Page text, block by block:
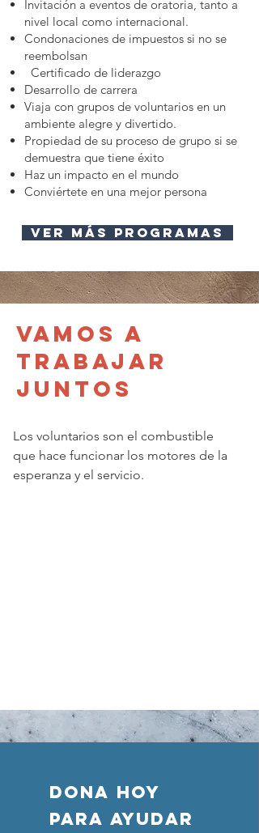
Invitación a eventos de oratoria, tanto a
nivel local como internacional.
Condonaciones de impuestos si no se
reembolsan
Certificado de liderazgo
Desarrollo de carrera
Viaja con grupos de voluntarios en un
ambiente alegre y divertido.
Propiedad de su proceso de grupo si se
demuestra que tiene éxito
Haz un impacto en el mundo
Conviértete en una mejor persona
ver más programas
Vamos a
trabajar
juntos
Los voluntarios son el combustible
que hace funcionar los motores de la
esperanza y el servicio.
DONA HOY
PARA AYUDAR